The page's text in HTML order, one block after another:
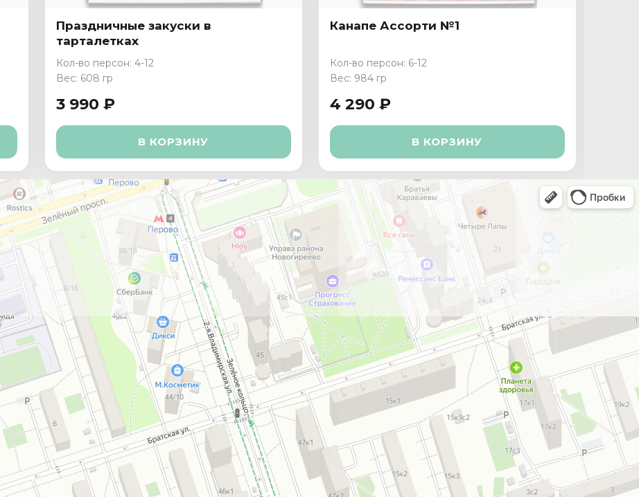
Праздничные закуски в
тарталетках
Кол-во персон: 4-12
Вес: 608 гр
3 990 ₽
В КОРЗИНУ
Канапе Ассорти №1
Кол-во персон: 6-12
Вес: 984 гр
4 290 ₽
В КОРЗИНУ